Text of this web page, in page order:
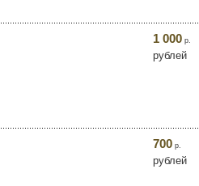
1 000 р.
рублей
700 р.
рублей